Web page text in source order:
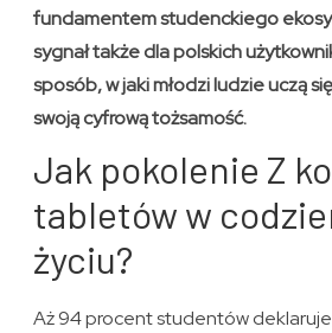
fundamentem studenckiego
sygnał także dla polskich
sposób, w jaki młodzi ludzie uczą
swoją cyfrową tożsamość.
Jak pokolenie Z
tabletów w
życiu?
Aż 94 procent studentów